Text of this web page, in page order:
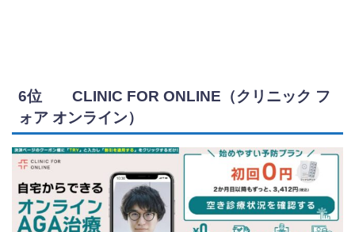
6位 CLINIC FOR ONLINE（クリニック フ
ォア オンライン）